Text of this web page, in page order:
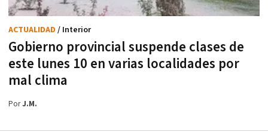
Gobierno provincial suspende clases de
este lunes 10 en varias localidades por
mal clima
ACTUALIDAD / Interior
PorJ.M.